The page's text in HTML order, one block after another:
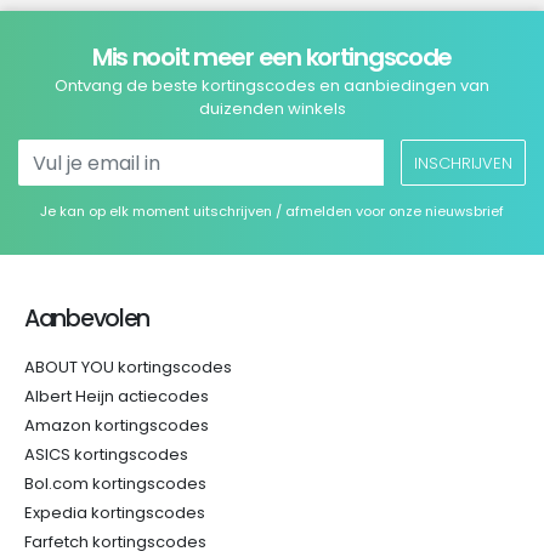
Mis nooit meer een kortingscode
Ontvang de beste kortingscodes en aanbiedingen van
duizenden winkels
INSCHRIJVEN
Je kan op elk moment uitschrijven / afmelden voor onze nieuwsbrief
Aanbevolen
ABOUT YOU kortingscodes
Albert Heijn actiecodes
Amazon kortingscodes
ASICS kortingscodes
Bol.com kortingscodes
Expedia kortingscodes
Farfetch kortingscodes